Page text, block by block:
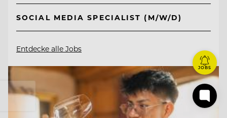
SOCIAL MEDIA SPECIALIST (M/W/D)
Entdecke alle Jobs
JOBS